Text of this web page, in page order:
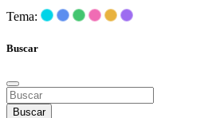
Tema:
Buscar
Buscar